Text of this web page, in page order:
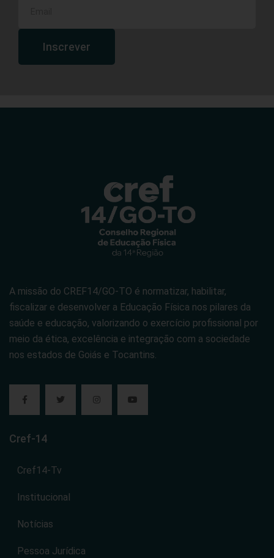
Inscrever
A missão do CREF14/GO-TO é normatizar, habilitar,
fiscalizar e desenvolver a Educação Física nos pilares da
saúde e educação, valorizando o exercício profissional por
meio da ética, excelência e integração com a sociedade
nos estados de Goiás e Tocantins.
Cref-14
Cref14-Tv
Institucional
Notícias
Pessoa Jurídica